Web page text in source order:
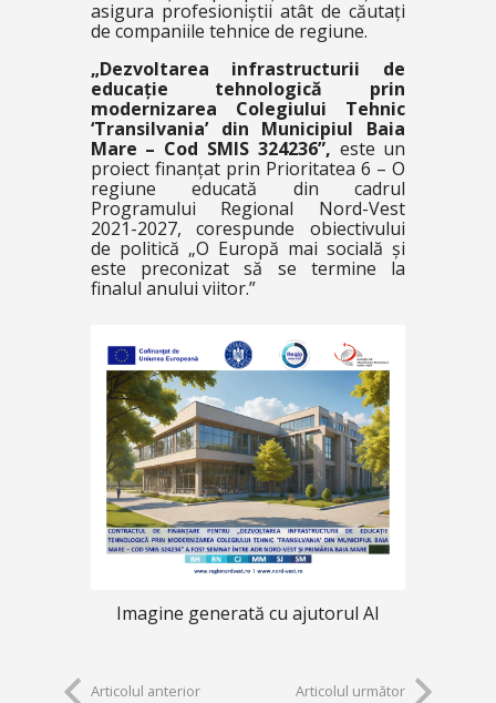
asigura profesioniștii atât de căutați
de companiile tehnice de regiune.
„Dezvoltarea infrastructurii de
educație tehnologică prin
modernizarea Colegiului Tehnic
‘Transilvania’ din Municipiul Baia
Mare – Cod SMIS 324236”, este un
proiect finanțat prin Prioritatea 6 – O
regiune educată din cadrul
Programului Regional Nord-Vest
2021-2027, corespunde obiectivului
de politică „O Europă mai socială și
este preconizat să se termine la
finalul anului viitor.”
Imagine generată cu ajutorul AI
Articolul anterior Articolul următor